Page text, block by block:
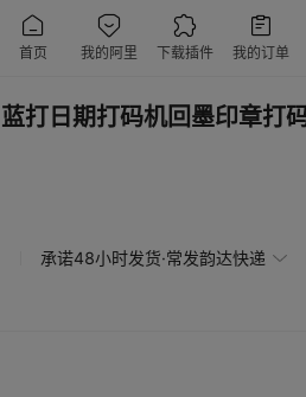
打日期打码机回墨印章打
承诺48小时发货·常发韵达快递